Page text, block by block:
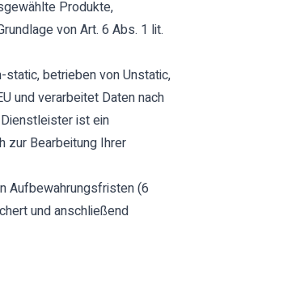
Produkte,
von Art. 6 Abs. 1 lit.
static, betrieben von Unstatic,
und verarbeitet Daten nach
ist ein
zur Bearbeitung Ihrer
Aufbewahrungsfristen (6
und anschließend